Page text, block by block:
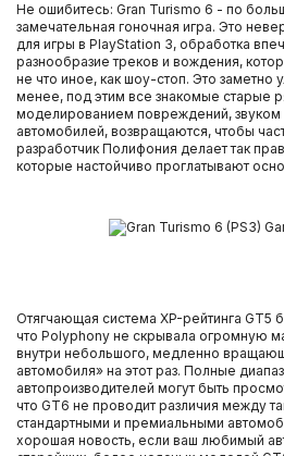
Не ошибитесь: Gran Turismo 6 - по
замечательная гоночная игра. Это
для игры в PlayStation 3, обработка
разнообразие треков и вождения,
не что иное, как шоу-стоп. Это заметно
менее, под этим все знакомые старые
моделированием повреждений, звуком
автомобилей, возвращаются, чтобы
разработчик Полифония делает так
которые настойчиво проглатывают
Отягчающая система XP-рейтинга GT5
что Polyphony не скрывала огромную
внутри небольшого, медленно
автомобиля» на этот раз. Полные
автопроизводителей могут быть
что GT6 не проводит различия между
стандартными и премиальными
хорошая новость, если ваш любимый